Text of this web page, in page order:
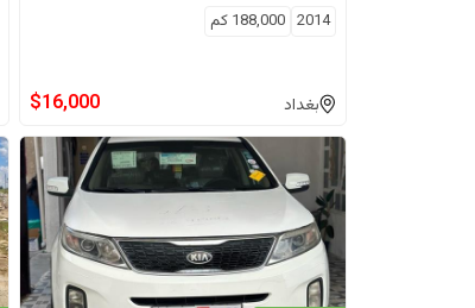
2014
188,000 كم
بغداد $16,000